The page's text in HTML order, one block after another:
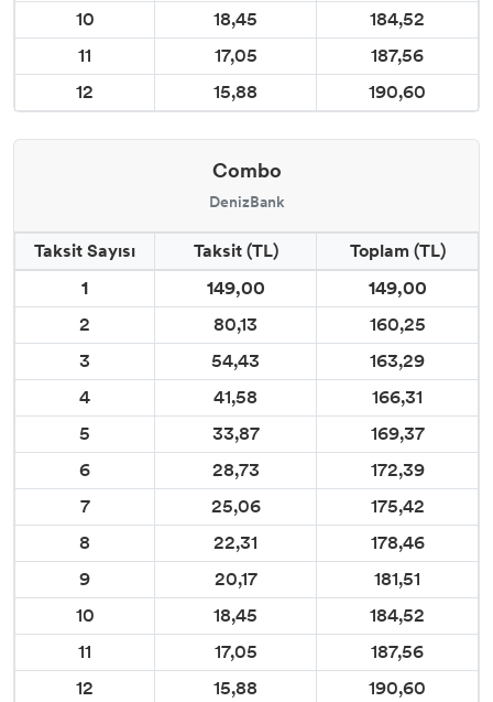
10
18,45
184,52
11
17,05
187,56
12
15,88 190,60
Combo
DenizBank
Taksit Sayısı Taksit (TL)
Toplam (TL)
1
149,00
149,00
2
80,13
160,25
3
54,43
163,29
4
41,58
166,31
5
33,87
169,37
6
28,73
172,39
7
25,06
175,42
8
22,31
178,46
9
20,17
181,51
10
18,45
184,52
11
17,05
187,56
12
15,88 190,60